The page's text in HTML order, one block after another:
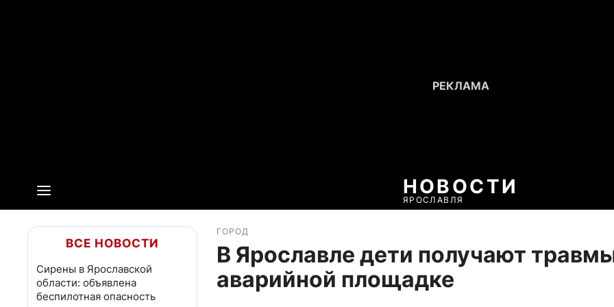
НОВОСТИ
ЯРОСЛАВЛЯ
ВСЕ НОВОСТИ
Сирены в Ярославской
области: объявлена
беспилотная опасность
ГОРОД
В Ярославле дети получают
аварийной площадке